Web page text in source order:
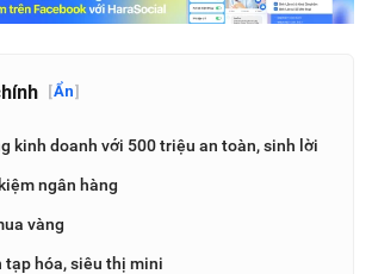
[Ẩn]
kinh doanh với 500 triệu an toàn, sinh lời
ngân hàng
vàng
tạp hóa, siêu thị mini